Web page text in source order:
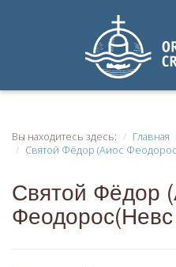
Вы находитесь здесь: Главная
Святой Фёдор (Аиос
Святой Фёдор